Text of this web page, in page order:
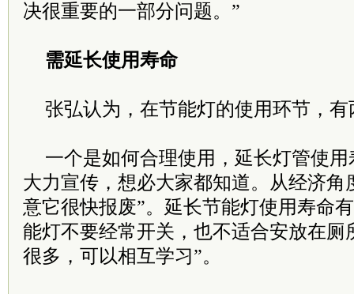
决很重要的一部分问题。”
需延长使用寿命
张弘认为，在节能灯的使用环节，
一个是如何合理使用，延长灯管使
大力宣传，想必大家都知道。从经济角
意它很快报废”。延长节能灯使用寿命
能灯不要经常开关，也不适合安放在厕
很多，可以相互学习”。